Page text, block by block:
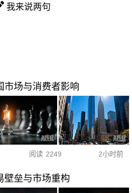
我来说两句
市场与消费者影响
阅读 2249 2小时前
壁垒与市场重构